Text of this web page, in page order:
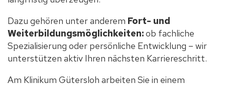
Dazu gehören unter anderem Fort- und
Weiterbildungsmöglichkeiten:ob fachliche
Spezialisierung oder persönliche Entwicklung – wir
unterstützen aktiv Ihren nächsten Karriereschritt.
Am Klinikum Gütersloh arbeiten Sie in einem